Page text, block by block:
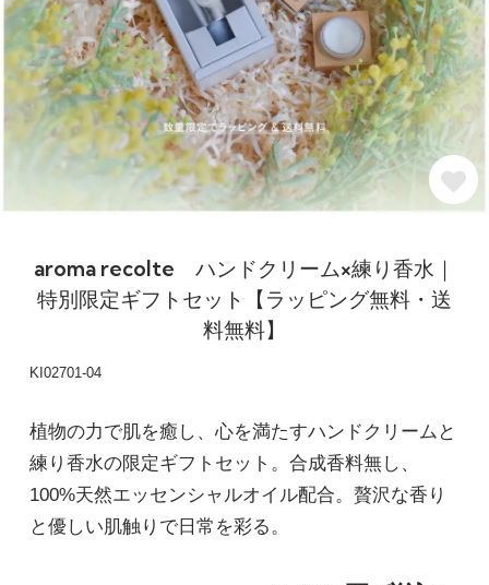
aroma recolte ハンドクリーム×練り香水｜
特別限定ギフトセット【ラッピング無料・送
料無料】
KI02701-04
植物の力で肌を癒し、心を満たすハンドクリームと
練り香水の限定ギフトセット。合成香料無し、
100%天然エッセンシャルオイル配合。贅沢な香り
と優しい肌触りで日常を彩る。